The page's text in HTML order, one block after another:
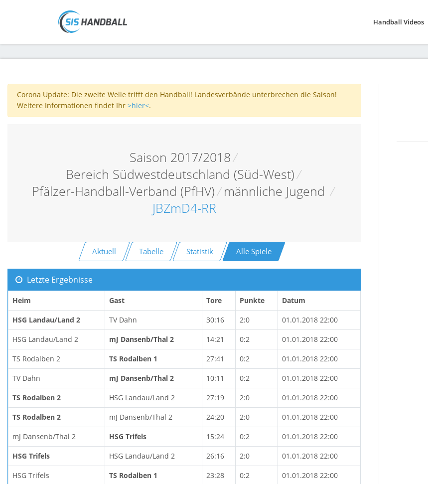
Handball Videos
Corona Update: Die zweite Welle trifft den Handball! Landesverbände unterbrechen die Saison!
Weitere Informationen findet Ihr >hier<.
Saison 2017/2018/
Bereich Südwestdeutschland (Süd-West)/
Pfälzer-Handball-Verband (PfHV)/ männliche Jugend /
JBZmD4-RR
Aktuell Tabelle Statistik Alle Spiele
Letzte Ergebnisse
Heim Gast Tore Punkte Datum
HSG Landau/Land 2 TV Dahn 30:16 2:0 01.01.2018 22:00
HSG Landau/Land 2 mJ Dansenb/Thal 2 14:21 0:2 01.01.2018 22:00
TS Rodalben 2 TS Rodalben 1 27:41 0:2 01.01.2018 22:00
TV Dahn mJ Dansenb/Thal 2 10:11 0:2 01.01.2018 22:00
TS Rodalben 2 HSG Landau/Land 2 27:19 2:0 01.01.2018 22:00
TS Rodalben 2 mJ Dansenb/Thal 2 24:20 2:0 01.01.2018 22:00
mJ Dansenb/Thal 2 HSG Trifels 15:24 0:2 01.01.2018 22:00
HSG Trifels HSG Landau/Land 2 26:16 2:0 01.01.2018 22:00
HSG Trifels TS Rodalben 1 23:28 0:2 01.01.2018 22:00